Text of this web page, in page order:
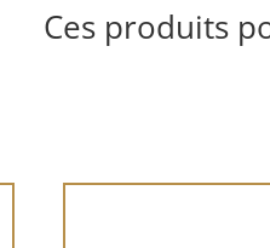
Ces produits